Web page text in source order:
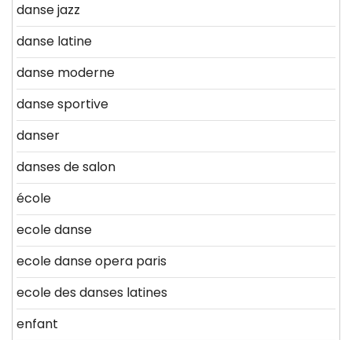
danse jazz
danse latine
danse moderne
danse sportive
danser
danses de salon
école
ecole danse
ecole danse opera paris
ecole des danses latines
enfant